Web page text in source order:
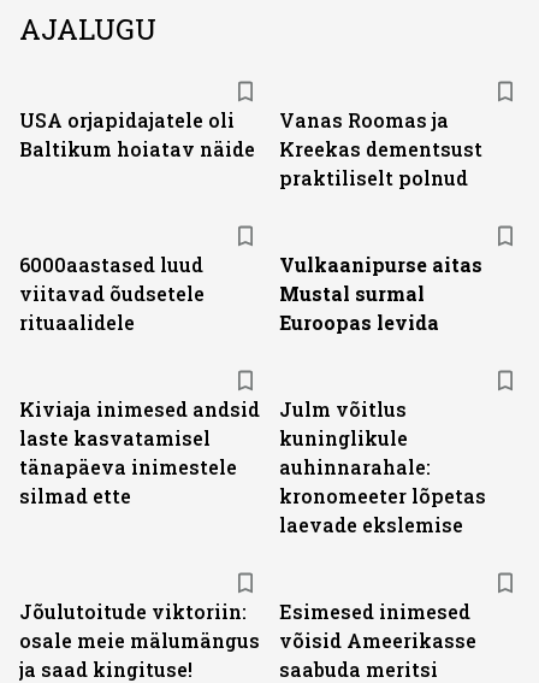
AJALUGU
USA orjapidajatele oli
Baltikum hoiatav näide
Vanas Roomas ja
Kreekas dementsust
praktiliselt polnud
6000aastased luud
viitavad õudsetele
rituaalidele
Vulkaanipurse aitas
Mustal surmal
Euroopas levida
Kiviaja inimesed andsid
laste kasvatamisel
tänapäeva inimestele
silmad ette
Julm võitlus
kuninglikule
auhinnarahale:
kronomeeter lõpetas
laevade ekslemise
Jõulutoitude viktoriin:
osale meie mälumängus
ja saad kingituse!
Esimesed inimesed
võisid Ameerikasse
saabuda meritsi